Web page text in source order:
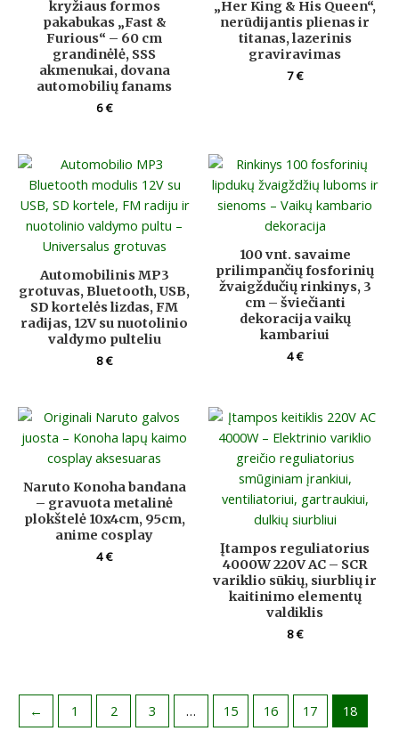
kryžiaus formos
pakabukas „Fast &
Furious“ – 60 cm
grandinėlė, SSS
akmenukai, dovana
automobilių fanams
6€
„Her King & His Queen“,
nerūdijantis plienas ir
titanas, lazerinis
graviravimas
7€
Automobilinis MP3
grotuvas, Bluetooth, USB,
SD kortelės lizdas, FM
radijas, 12V su nuotolinio
valdymo pulteliu
8€
100 vnt. savaime
prilimpančių fosforinių
žvaigždučių rinkinys, 3
cm – šviečianti
dekoracija vaikų
kambariui
4€
Naruto Konoha bandana
– gravuota metalinė
plokštelė 10x4cm, 95cm,
anime cosplay
4€
Įtampos reguliatorius
4000W 220V AC – SCR
variklio sūkių, siurblių ir
kaitinimo elementų
valdiklis
8€
← 1 2 3 … 15 16 17 18